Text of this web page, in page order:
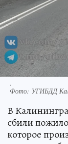
.
Фото: УГИБДД
В
сбили
которое